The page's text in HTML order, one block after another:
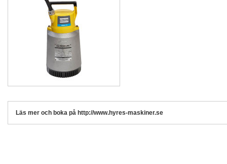
Läs mer och boka på http://www.hyres-maskiner.se